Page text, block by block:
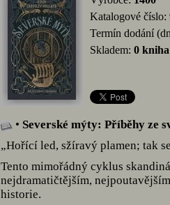
Katalogové číslo:
Termín dodání
Skladem: 0 kniha
• Severské mýty: Příběhy ze
„Hořící led, sžíravý plamen; tak
Tento mimořádný cyklus
nejdramatičtějším,
historie.